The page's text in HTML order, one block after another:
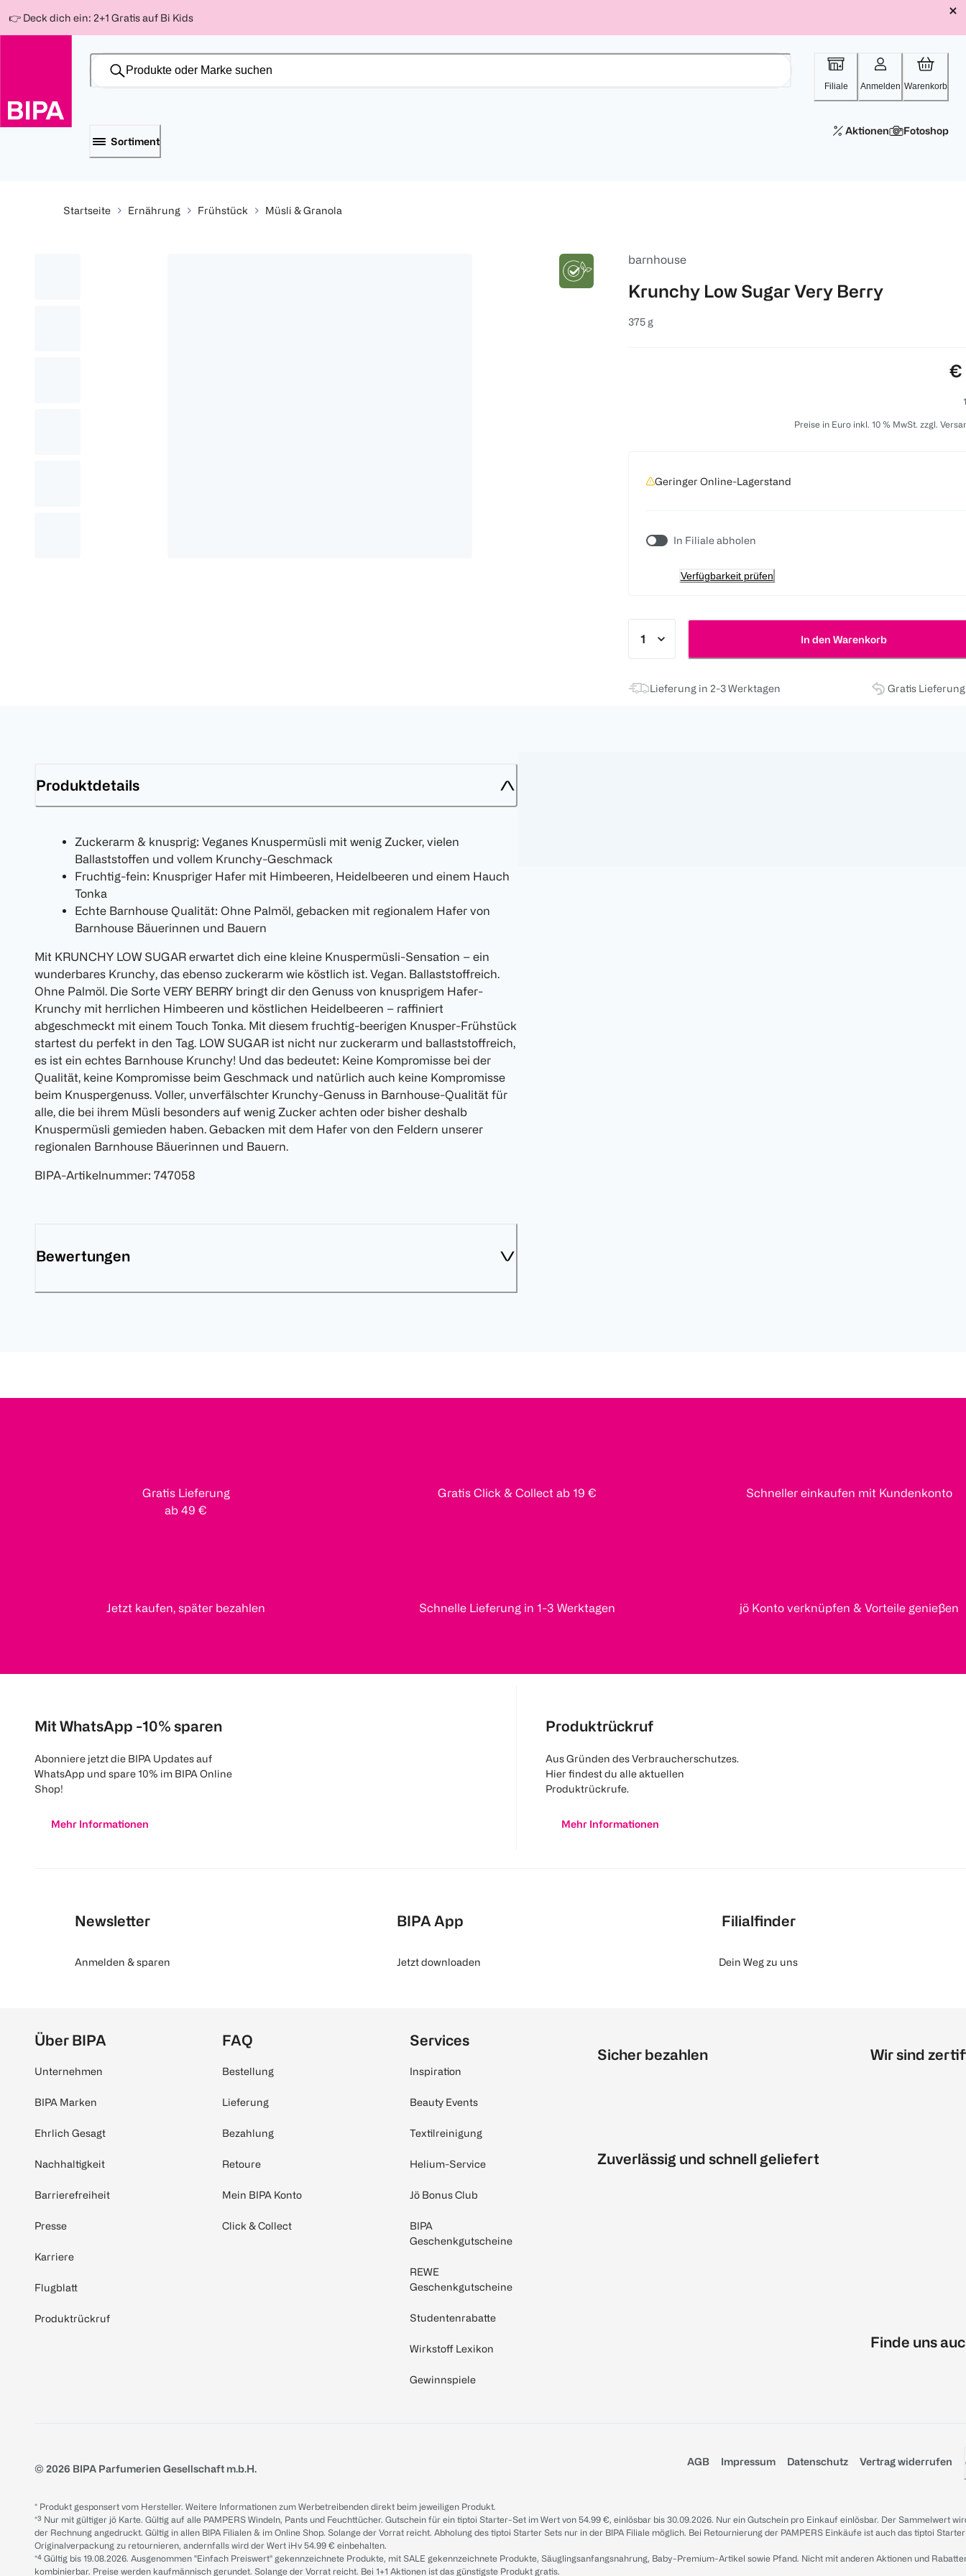
-10%
Für
150 Ös
-15%
Für
300 Ös
-20%
Für
500 Ös
zum
👉 Deck dich ein: 2+1 Gratis auf Bi Kids
Filiale Anmelden Warenkorb
Sortiment
Aktionen Fotoshop
Startseite Ernährung Frühstück Müsli & Granola
barnhouse
Krunchy Low Sugar Very Berry
375 g
€
Preise in Euro inkl. 10 % MwSt. zzgl.
Geringer Online-Lagerstand
In Filiale abholen
Verfügbarkeit prüfen
In den Warenkorb
Lieferung in 2-3 Werktagen Gratis
Produktdetails
Zuckerarm & knusprig: Veganes Knuspermüsli mit wenig Zucker, vielen
Ballaststoffen und vollem Krunchy-Geschmack
Fruchtig-fein: Knuspriger Hafer mit Himbeeren, Heidelbeeren und einem Hauch
Tonka
Echte Barnhouse Qualität: Ohne Palmöl, gebacken mit regionalem Hafer von
Barnhouse Bäuerinnen und Bauern
Mit KRUNCHY LOW SUGAR erwartet dich eine kleine Knuspermüsli-Sensation – ein
wunderbares Krunchy, das ebenso zuckerarm wie köstlich ist. Vegan. Ballaststoffreich.
Ohne Palmöl. Die Sorte VERY BERRY bringt dir den Genuss von knusprigem Hafer-
Krunchy mit herrlichen Himbeeren und köstlichen Heidelbeeren – raffiniert
abgeschmeckt mit einem Touch Tonka. Mit diesem fruchtig-beerigen Knusper-Frühstück
startest du perfekt in den Tag. LOW SUGAR ist nicht nur zuckerarm und ballaststoffreich,
es ist ein echtes Barnhouse Krunchy! Und das bedeutet: Keine Kompromisse bei der
Qualität, keine Kompromisse beim Geschmack und natürlich auch keine Kompromisse
beim Knuspergenuss. Voller, unverfälschter Krunchy-Genuss in Barnhouse-Qualität für
alle, die bei ihrem Müsli besonders auf wenig Zucker achten oder bisher deshalb
Knuspermüsli gemieden haben. Gebacken mit dem Hafer von den Feldern unserer
regionalen Barnhouse Bäuerinnen und Bauern.
BIPA-Artikelnummer: 747058
Bewertungen
Gratis Lieferung
ab 49 €
Gratis Click & Collect ab 19 € Schneller einkaufen mit Kundenkonto
Jetzt kaufen, später bezahlen Schnelle Lieferung in 1-3 Werktagen jö Konto verknüpfen & Vorteile genießen
Mit WhatsApp -10% sparen
Abonniere jetzt die BIPA Updates auf
WhatsApp und spare 10% im BIPA Online
Shop!
Mehr Informationen
Produktrückruf
Aus Gründen des Verbraucherschutzes.
Hier findest du alle aktuellen
Produktrückrufe.
Mehr Informationen
Newsletter
Anmelden & sparen
BIPA App
Jetzt downloaden
Filialfinder
Dein Weg zu uns
Über BIPA
Unternehmen
BIPA Marken
Ehrlich Gesagt
Nachhaltigkeit
Barrierefreiheit
Presse
Karriere
Flugblatt
Produktrückruf
FAQ
Bestellung
Lieferung
Bezahlung
Retoure
Mein BIPA Konto
Click & Collect
Services
Inspiration
Beauty Events
Textilreinigung
Helium-Service
Jö Bonus Club
BIPA
Geschenkgutscheine
REWE
Geschenkgutscheine
Studentenrabatte
Wirkstoff Lexikon
Gewinnspiele
Sicher bezahlen
Zuverlässig und schnell geliefert
Wir sind
Finde uns
© 2026 BIPA Parfumerien Gesellschaft m.b.H.
AGB Impressum Datenschutz Vertrag widerrufen
* Produkt gesponsert vom Hersteller. Weitere Informationen zum Werbetreibenden direkt beim jeweiligen Produkt.
*³ Nur mit gültiger jö Karte. Gültig auf alle PAMPERS Windeln, Pants und Feuchttücher. Gutschein für ein tiptoi Starter-Set im Wert von 54.99 €, einlösbar bis 30.09.2026. Nur ein Gutschein pro Einkauf einlösbar. Der Sammelwert
der Rechnung angedruckt. Gültig in allen BIPA Filialen & im Online Shop. Solange der Vorrat reicht. Abholung des tiptoi Starter Sets nur in der BIPA Filiale möglich. Bei Retournierung der PAMPERS Einkäufe ist auch das tiptoi
Originalverpackung zu retournieren, andernfalls wird der Wert iHv 54.99 € einbehalten.
*⁴ Gültig bis 19.08.2026. Ausgenommen "Einfach Preiswert" gekennzeichnete Produkte, mit SALE gekennzeichnete Produkte, Säuglingsanfangsnahrung, Baby-Premium-Artikel sowie Pfand. Nicht mit anderen Aktionen und
kombinierbar. Preise werden kaufmännisch gerundet. Solange der Vorrat reicht. Bei 1+1 Aktionen ist das günstigste Produkt gratis.